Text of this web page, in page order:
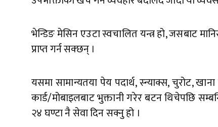
भेन्डिङ मेसिन एउटा स्वचालित यन्त्र हो, जसबाट
प्राप्त गर्न सक्छन् ।
यसमा सामान्यतया पेय पदार्थ, स्न्याक्स, चुरोट,
कार्ड/मोबाइलबाट भुक्तानी गरेर बटन थिचेपछि
२४ घण्टा नै सेवा दिन सक्नु हो ।